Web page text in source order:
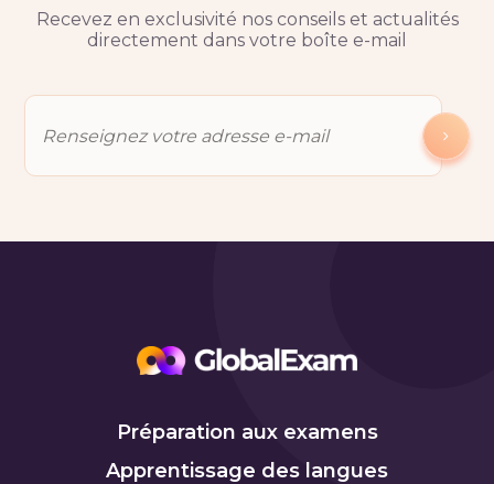
Recevez en exclusivité nos conseils et actualités
directement dans votre boîte e-mail
Préparation aux examens
Apprentissage des langues